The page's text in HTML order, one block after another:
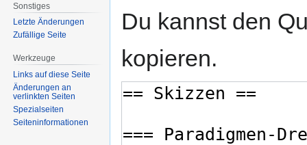
Du kannst den
kopieren.
Sonstiges
Letzte Änderungen
Zufällige Seite
Werkzeuge
Links auf diese Seite
Änderungen an
verlinkten Seiten
Spezialseiten
Seiten­informationen